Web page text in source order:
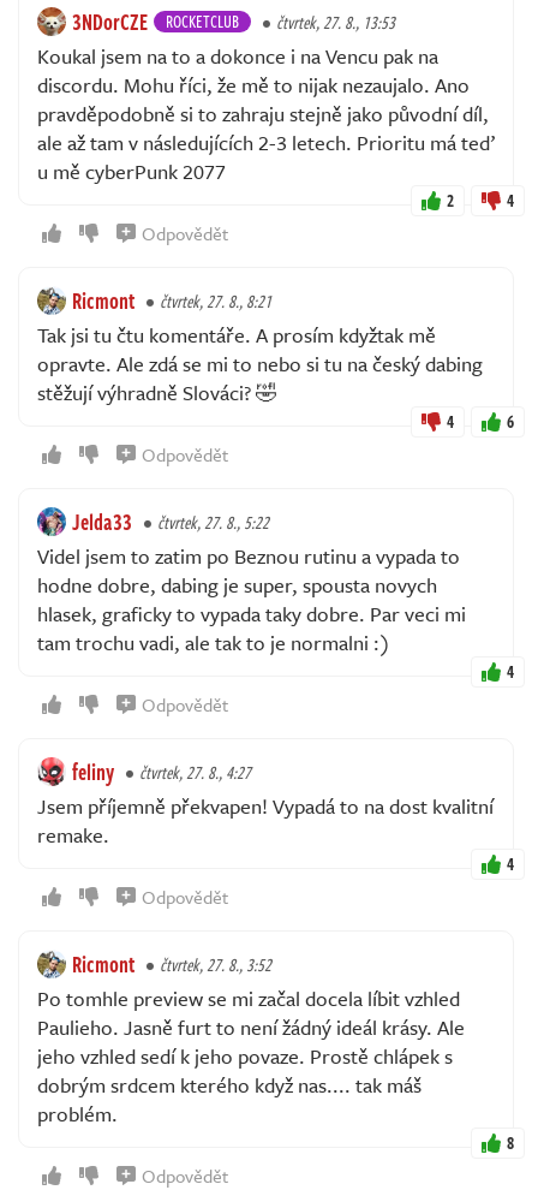
3NDorCZE ROCKETCLUB čtvrtek, 27. 8., 13:53
Koukal jsem na to a dokonce i na Vencu pak na
discordu. Mohu říci, že mě to nijak nezaujalo. Ano
pravděpodobně si to zahraju stejně jako původní díl,
ale až tam v následujících 2-3 letech. Prioritu má teď
u mě cyberPunk 2077
2 4
Odpovědět
Ricmont čtvrtek, 27. 8., 8:21
Tak jsi tu čtu komentáře. A prosím kdyžtak mě
opravte. Ale zdá se mi to nebo si tu na český dabing
stěžují výhradně Slováci? 🤣
4 6
Odpovědět
Jelda33 čtvrtek, 27. 8., 5:22
Videl jsem to zatim po Beznou rutinu a vypada to
hodne dobre, dabing je super, spousta novych
hlasek, graficky to vypada taky dobre. Par veci mi
tam trochu vadi, ale tak to je normalni :)
4
Odpovědět
feliny čtvrtek, 27. 8., 4:27
Jsem příjemně překvapen! Vypadá to na dost kvalitní
remake.
4
Odpovědět
Ricmont čtvrtek, 27. 8., 3:52
Po tomhle preview se mi začal docela líbit vzhled
Paulieho. Jasně furt to není žádný ideál krásy. Ale
jeho vzhled sedí k jeho povaze. Prostě chlápek s
dobrým srdcem kterého když nas.... tak máš
problém.
8
Odpovědět